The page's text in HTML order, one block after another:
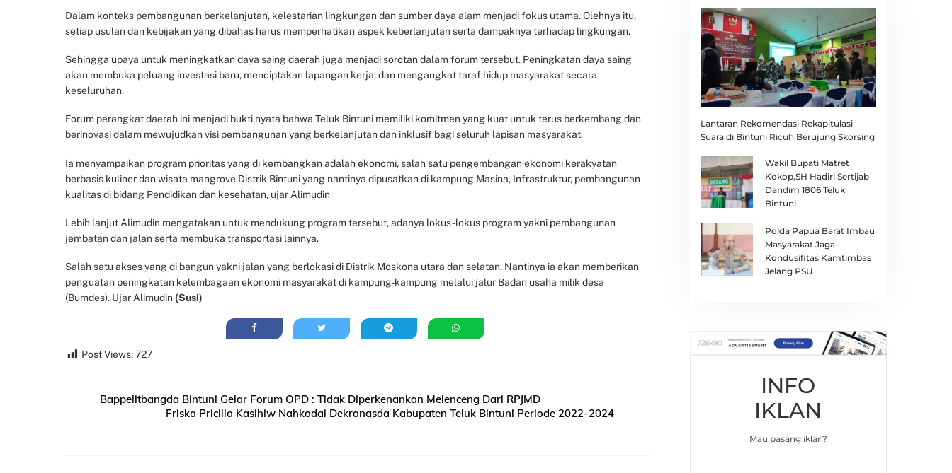
Dalam konteks pembangunan berkelanjutan, kelestarian lingkungan dan sumber daya alam menjadi fokus utama. Olehnya itu,
setiap usulan dan kebijakan yang dibahas harus memperhatikan aspek keberlanjutan serta dampaknya terhadap lingkungan.
Sehingga upaya untuk meningkatkan daya saing daerah juga menjadi sorotan dalam forum tersebut. Peningkatan daya saing
akan membuka peluang investasi baru, menciptakan lapangan kerja, dan mengangkat taraf hidup masyarakat secara
keseluruhan.
Forum perangkat daerah ini menjadi bukti nyata bahwa Teluk Bintuni memiliki komitmen yang kuat untuk terus berkembang dan
berinovasi dalam mewujudkan visi pembangunan yang berkelanjutan dan inklusif bagi seluruh lapisan masyarakat.
Ia menyampaikan program prioritas yang di kembangkan adalah ekonomi, salah satu pengembangan ekonomi kerakyatan
berbasis kuliner dan wisata mangrove Distrik Bintuni yang nantinya dipusatkan di kampung Masina, Infrastruktur, pembangunan
kualitas di bidang Pendidikan dan kesehatan, ujar Alimudin
Lebih lanjut Alimudin mengatakan untuk mendukung program tersebut, adanya lokus-lokus program yakni pembangunan
jembatan dan jalan serta membuka transportasi lainnya.
Salah satu akses yang di bangun yakni jalan yang berlokasi di Distrik Moskona utara dan selatan. Nantinya ia akan memberikan
penguatan peningkatan kelembagaan ekonomi masyarakat di kampung-kampung melalui jalur Badan usaha milik desa
(Bumdes). Ujar Alimudin(Susi)
Post Views:727
Bappelitbangda Bintuni Gelar Forum OPD : Tidak Diperkenankan Melenceng Dari RPJMD
Friska Pricilia Kasihiw Nahkodai Dekranasda Kabupaten Teluk Bintuni Periode 2022-2024
Lantaran Rekomendasi Rekapitulasi
Suara di Bintuni Ricuh Berujung Skorsing
Wakil Bupati Matret
Kokop,SH Hadiri Sertijab
Dandim 1806 Teluk
Bintuni
Polda Papua Barat Imbau
Masyarakat Jaga
Kondusifitas Kamtimbas
Jelang PSU
INFO
IKLAN
Mau pasang iklan?